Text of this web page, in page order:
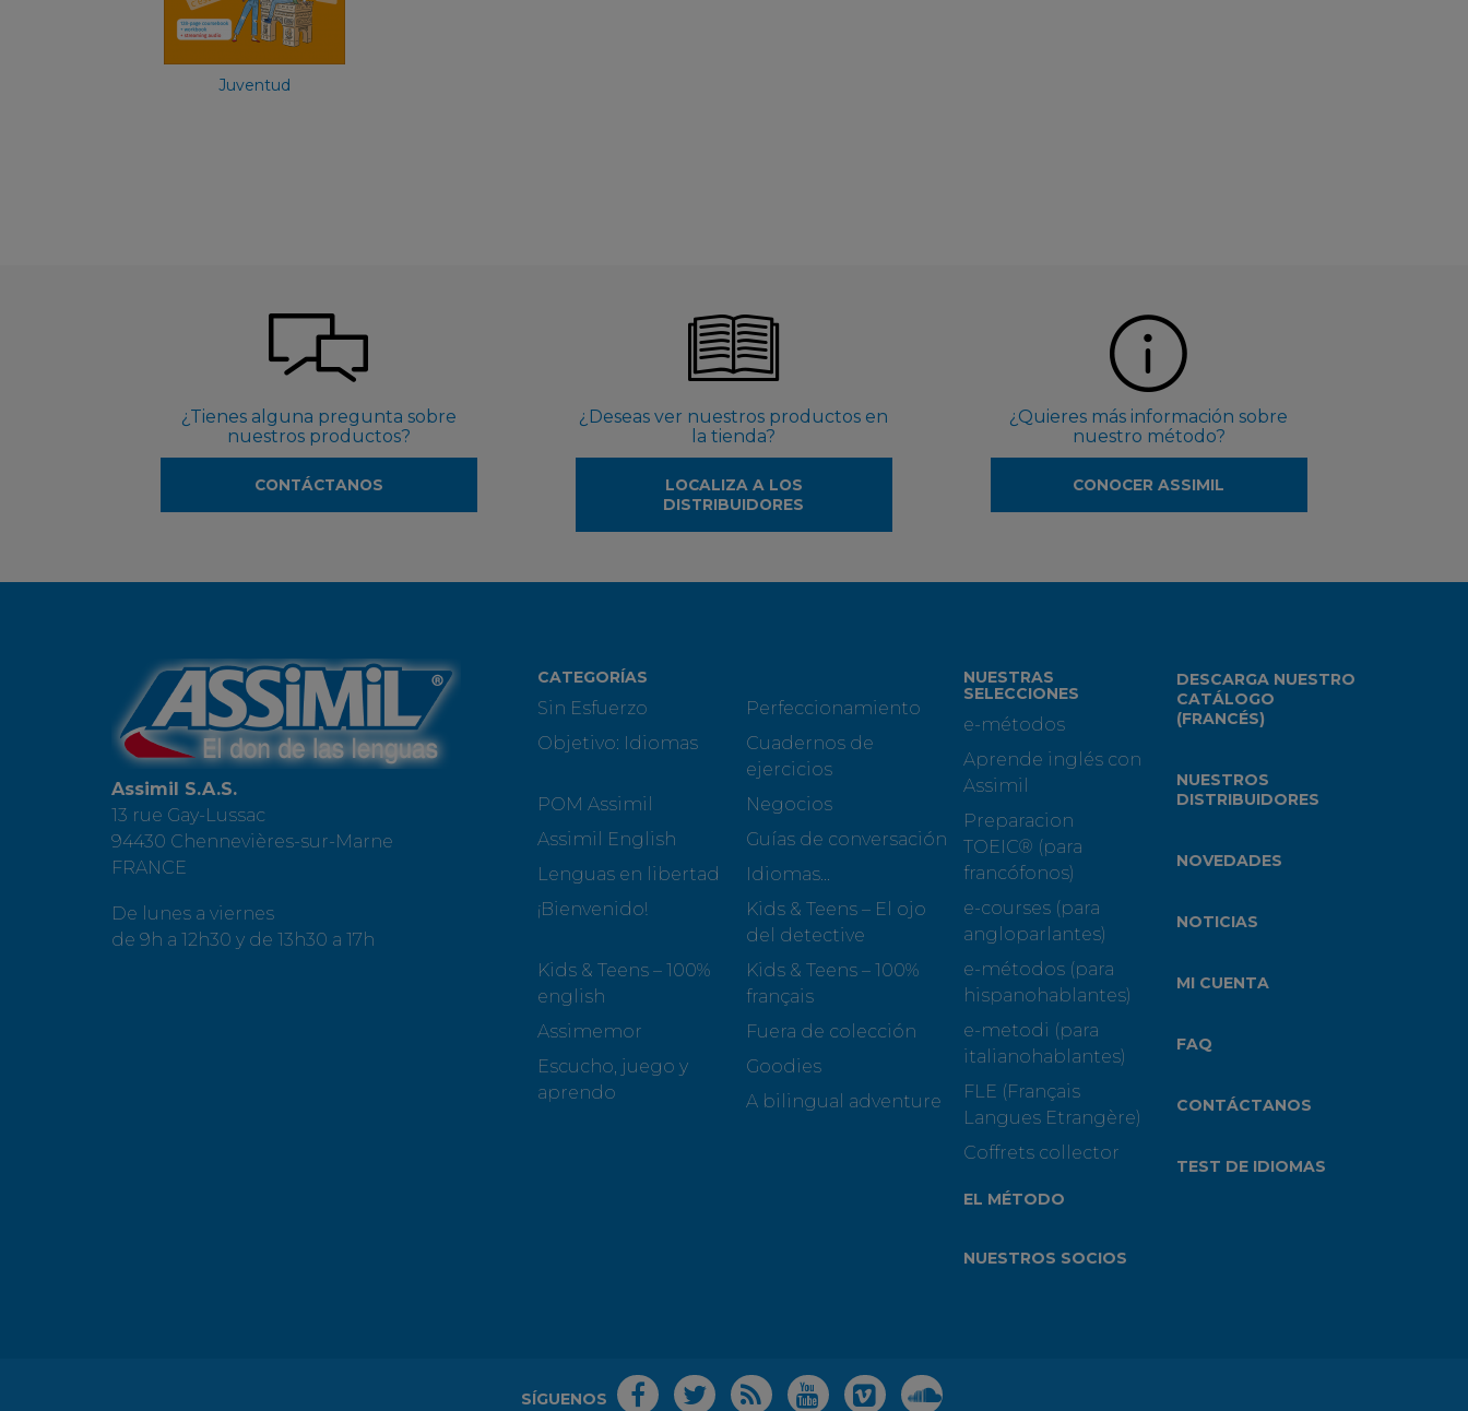
Juventud
19,90 €
¿Tienes alguna pregunta sobre
nuestros productos?
CONTÁCTANOS
¿Deseas ver nuestros productos en
la tienda?
LOCALIZA A LOS
DISTRIBUIDORES
¿Quieres más información sobre
nuestro método?
CONOCER ASSIMIL
Assimil S.A.S.
13 rue Gay-Lussac
94430 Chennevières-sur-Marne
FRANCE
De lunes a viernes
de 9h a 12h30 y de 13h30 a 17h
CATEGORÍAS
Sin Esfuerzo
Perfeccionamiento
Objetivo: Idiomas
Cuadernos de
ejercicios
POM Assimil
Negocios
Assimil English
Guías de conversación
Lenguas en libertad
Idiomas...
¡Bienvenido!
Kids & Teens – El ojo
del detective
Kids & Teens – 100%
english
Kids & Teens – 100%
français
Assimemor
Fuera de colección
Escucho, juego y
aprendo
Goodies
A bilingual adventure
NUESTRAS
SELECCIONES
e-métodos
Aprende inglés con
Assimil
Preparacion
TOEIC® (para
francófonos)
e-courses (para
angloparlantes)
e-métodos (para
hispanohablantes)
e-metodi (para
italianohablantes)
FLE (Français
Langues Etrangère)
Coffrets collector
EL MÉTODO
NUESTROS SOCIOS
DESCARGA NUESTRO
CATÁLOGO
(FRANCÉS)
NUESTROS
DISTRIBUIDORES
NOVEDADES
NOTICIAS
MI CUENTA
FAQ
CONTÁCTANOS
TEST DE IDIOMAS
SÍGUENOS